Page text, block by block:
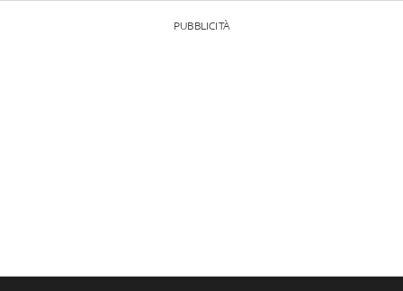
PUBBLICITÀ